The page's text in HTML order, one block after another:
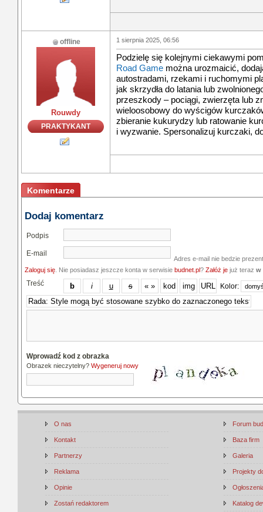
offline
Rouwdy
PRAKTYKANT
1 sierpnia 2025, 06:56
Podzielę się kolejnymi ciekawymi
Road Game można urozmaicić,
autostradami, rzekami i ruchomymi
jak skrzydła do latania lub
przeszkody – pociągi, zwierzęta lub
wieloosobowy do wyścigów
zbieranie kukurydzy lub ratowanie
i wyzwanie. Spersonalizuj kurczaki,
Komentarze
Dodaj komentarz
Podpis
E-mail
Adres e-mail nie bedzie
Zaloguj się . Nie posiadasz jeszcze konta w serwisie budnet.pl? Załóż je już teraz w
Treść Kolor:
Wprowadź kod z obrazka
Obrazek nieczytelny? Wygeneruj nowy
O nas
Kontakt
Partnerzy
Reklama
Opinie
Zostań redaktorem
Forum
Baza firm
Galeria
Projekty
Katalog